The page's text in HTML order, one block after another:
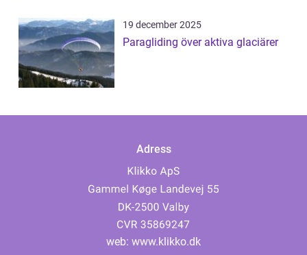
19 december 2025
Paragliding över aktiva glaciärer
Adress
web: www.klikko.dk